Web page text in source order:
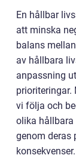
En hållbar
att minska
balans
av hållbara
anpassning
vi följa och
olika
genom deras